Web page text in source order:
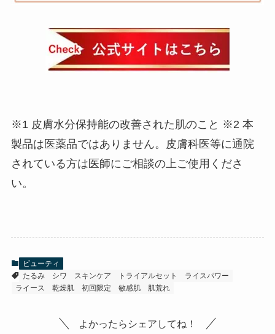
※1 皮膚水分保持能の改善された肌のこと ※2 本
製品は医薬品ではありません。皮膚科医等に通院
されている方は医師にご相談の上ご使用くださ
い。
ビューティ
たるみ
シワ スキンケア トライアルセット
ライスパワー
ライース
乾燥肌 初回限定 敏感肌 肌荒れ
よかったらシェアしてね！